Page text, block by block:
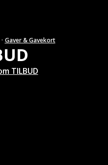
· Gaver & Gavekort
TILBUD